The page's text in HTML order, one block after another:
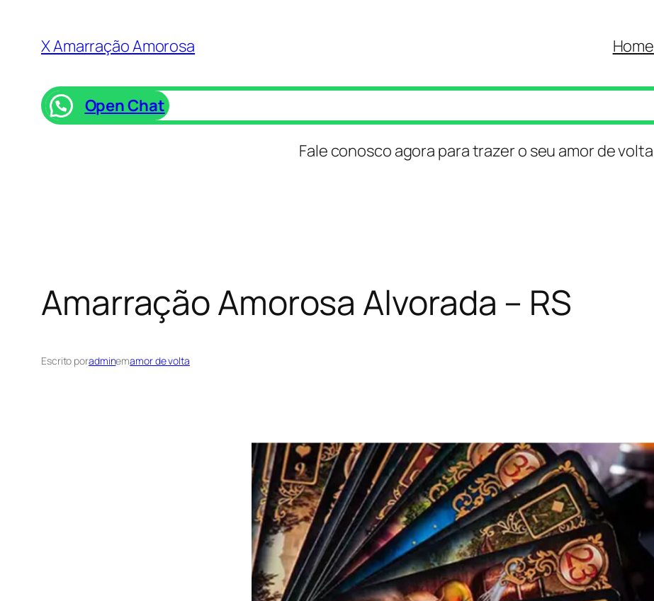
X Amarração Amorosa Home
Open Chat
Fale conosco agora para trazer o seu amor de volta
Amarração Amorosa Alvorada – RS
Escrito poradminemamor de volta